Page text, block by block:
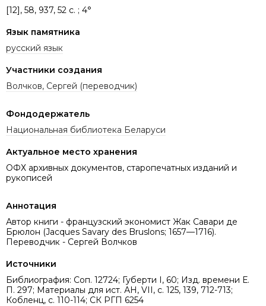
[12], 58, 937, 52 с. ; 4°
Язык памятника
русский язык
Участники создания
Волчков, Сергей (переводчик)
Фондодержатель
Национальная библиотека Беларуси
Актуальное место хранения
ОФХ архивных документов, старопечатных изданий и
рукописей
Аннотация
Автор книги - французский экономист Жак Савари де
Брюлон (Jacques Savary des Bruslons; 1657—1716).
Переводчик - Сергей Волчков
Источники
Библиография: Соп. 12724; Губерти I, 60; Изд. времени Е.
П. 297; Материалы для ист. АН, VIІ, с. 125, 139, 712-713;
Кобленц, с. 110-114; СК РГП 6254